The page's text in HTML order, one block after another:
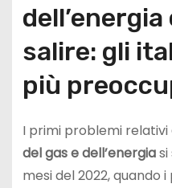
salire: gli
più
I primi problemi relativi
delgas e dell’energiasi
mesi del 2022, quando